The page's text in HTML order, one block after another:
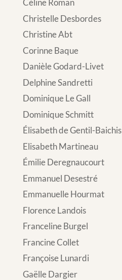
Céline Roman
Christelle Desbordes
Christine Abt
Corinne Baque
Danièle Godard-Livet
Delphine Sandretti
Dominique Le Gall
Dominique Schmitt
Élisabeth de Gentil-Baichis
Elisabeth Martineau
Émilie Deregnaucourt
Emmanuel Desestré
Emmanuelle Hourmat
Florence Landois
Franceline Burgel
Francine Collet
Françoise Lunardi
Gaëlle Dargier